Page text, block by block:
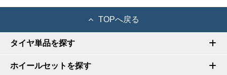
TOPへ戻る
タイヤ単品を探す
ホイールセットを探す